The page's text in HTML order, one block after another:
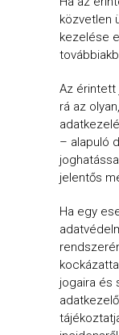
közvetlen
kezelése
Az érintett
rá az
– alapuló
jelentős
Ha egy
jogaira és